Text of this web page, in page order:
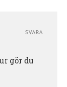
gör du
SVARA